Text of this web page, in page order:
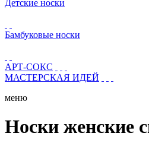
Детские носки
Бамбуковые носки
АРТ-СОКС
МАСТЕРСКАЯ ИДЕЙ
меню
Носки женские